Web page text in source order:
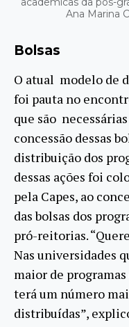
Ana Marina
Bolsas
O atual modelo de
foi pauta no
que são
concessão dessas
distribuição dos
dessas ações foi
pela Capes, ao
das bolsas dos
pró-reitorias.
Nas universidades
maior de
terá um número
distribuídas”,